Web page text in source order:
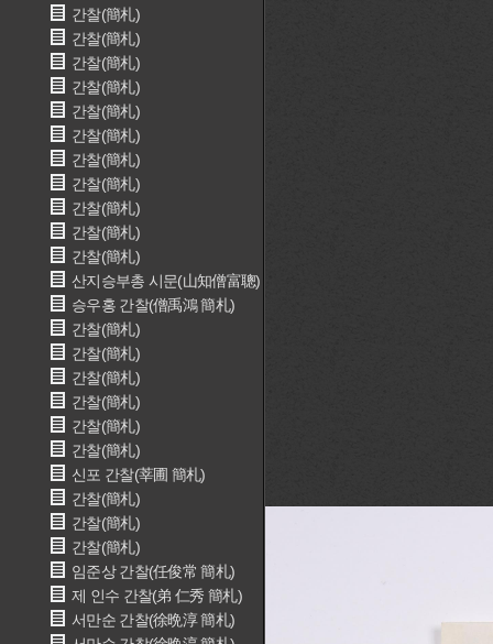
간찰(簡札)
간찰(簡札)
간찰(簡札)
간찰(簡札)
간찰(簡札)
간찰(簡札)
간찰(簡札)
간찰(簡札)
간찰(簡札)
간찰(簡札)
간찰(簡札)
산지승부총 시문(山知僧富聰)
승우홍 간찰(僧禹鴻 簡札)
간찰(簡札)
간찰(簡札)
간찰(簡札)
간찰(簡札)
간찰(簡札)
간찰(簡札)
신포 간찰(莘圃 簡札)
간찰(簡札)
간찰(簡札)
간찰(簡札)
임준상 간찰(任俊常 簡札)
제 인수 간찰(弟 仁秀 簡札)
서만순 간찰(徐晩淳 簡札)